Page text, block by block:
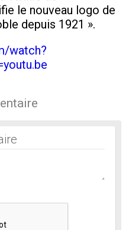
le nouveau logo de
depuis 1921 ».
watch?